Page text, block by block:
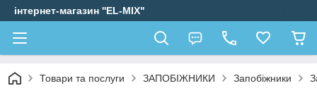
інтернет-магазин ''EL-MIX"
Товари та послуги ЗАПОБІЖНИКИ Запобіжники